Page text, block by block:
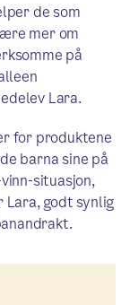
de som
mer om
på
Lara.
for produktene
barna sine på
situasjon,
godt synlig